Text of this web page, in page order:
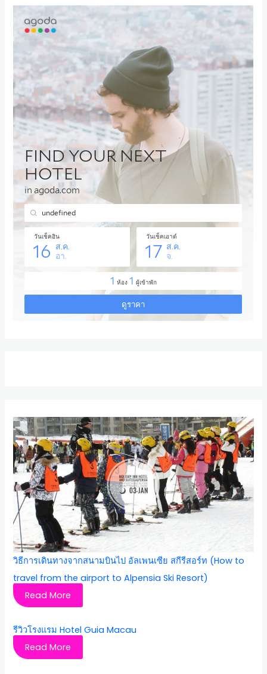
วิธีการเดินทางจากสนามบินไป อัลเพนเซีย สกีรีสอร์ท (How to
travel from the airport to Alpensia Ski Resort)
Read More
รีวิวโรงแรม Hotel Guia Macau
Read More